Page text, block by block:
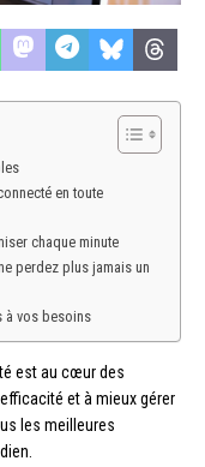
en toute
chaque minute
perdez plus jamais un
à vos besoins
est au cœur des
et à mieux gérer
les meilleures